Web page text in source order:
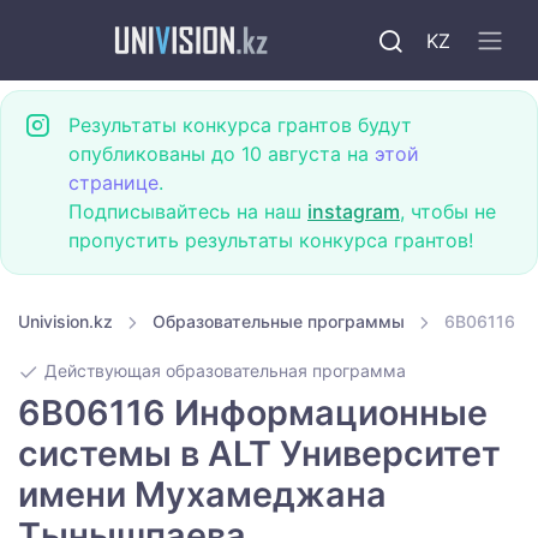
KZ
Результаты конкурса грантов будут
опубликованы до 10 августа на этой
странице.
Подписывайтесь на наш instagram, чтобы не
пропустить результаты конкурса грантов!
Univision.kz Образовательные программы 6B06116
Действующая образовательная программа
6B06116 Информационные
системы в ALT Университет
имени Мухамеджана